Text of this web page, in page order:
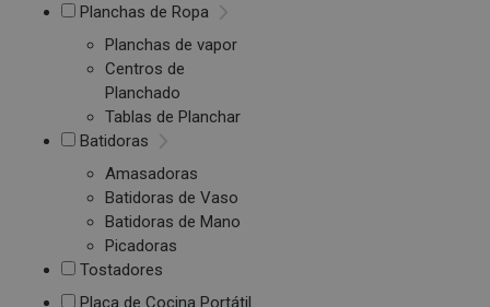
Planchas de Ropa
Planchas de vapor
Centros de
Planchado
Tablas de Planchar
Batidoras
Amasadoras
Batidoras de Vaso
Batidoras de Mano
Picadoras
Tostadores
Placa de Cocina Portátil